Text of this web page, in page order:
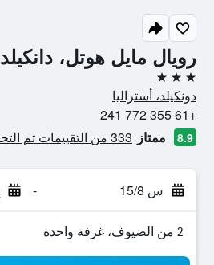
رويال مايل هوتل، دانكيلد
3 نجوم
دونكيلد، أستراليا
+61 355 772 241
8.9 ممتاز 333 من التقييمات تم التحقق منها
س 15/8 -
2 من الضيوف، غرفة واحدة